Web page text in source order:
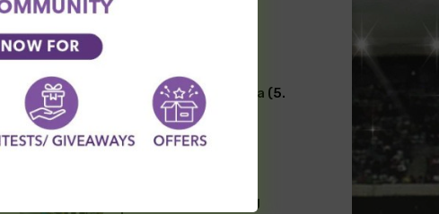
Transferi širom sveta (5.
avgust)
“Svrake” imaju novog